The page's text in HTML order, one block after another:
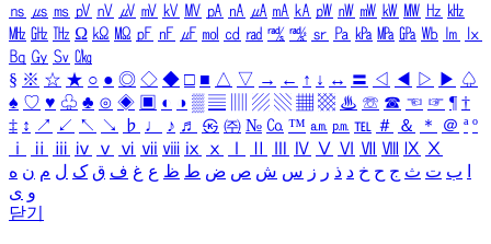
㎱ ㎲ ㎳ ㎴ ㎵ ㎶ ㎷ ㎸ ㎹ ㎀ ㎁ ㎂ ㎃ ㎄ ㎺ ㎻ ㎽ ㎾ ㎿ ㎐ ㎑
㎒ ㎓ ㎔ Ω ㏀ ㏁ ㎊ ㎋ ㎌ ㏖ ㏅ ㎭ ㎮ ㎯ ㏛ ㎩ ㎪ ㎫ ㎬ ㏝ ㏐
㏓
㏃ ㏉ ㏜ ㏆
§ ※ ☆ ★ ○ ● ◎ ◇ ◆ □ ■ △ ▽ → ← ↑ ↓ ↔ 〓 ◁ ◀ ▷ ▶ ♤
♠ ♡ ♥ ♧ ♣ ⊙ ◈ ▣ ◐ ◑ ▒ ▤ ▨ ▧ ▦ ▩ ♨ ☏ ☎ ☜ ☞ ¶ †
‡ ↕ ↗ ↙ ↖ ↘ ♭ ♩ ♪ ♬ ㉿ ㈜ № ㏇ ™ ㏂ ㏘ ℡ ＃ ＆ ＊ ＠ ª º
ⅰ
ⅱ ⅲ ⅳ ⅴ ⅵ ⅶ ⅷ ⅸ ⅹ Ⅳ Ⅴ Ⅵ Ⅶ Ⅷ Ⅸ Ⅹ
ب ت ث ج ح خ د ذ ر ز س ش ص ض ط ظ ع غ ف ق ک ل م ن ه
و ی
닫기